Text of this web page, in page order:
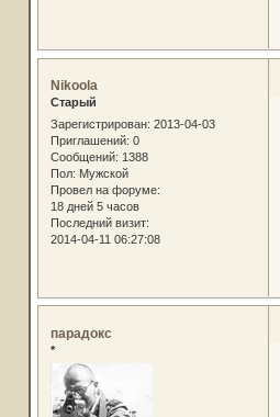
Nikoola
Старый
Зарегистрирован: 2013-04-03
Приглашений: 0
Сообщений: 1388
Пол: Мужской
Провел на форуме:
18 дней 5 часов
Последний визит:
2014-04-11 06:27:08
парадокс
*